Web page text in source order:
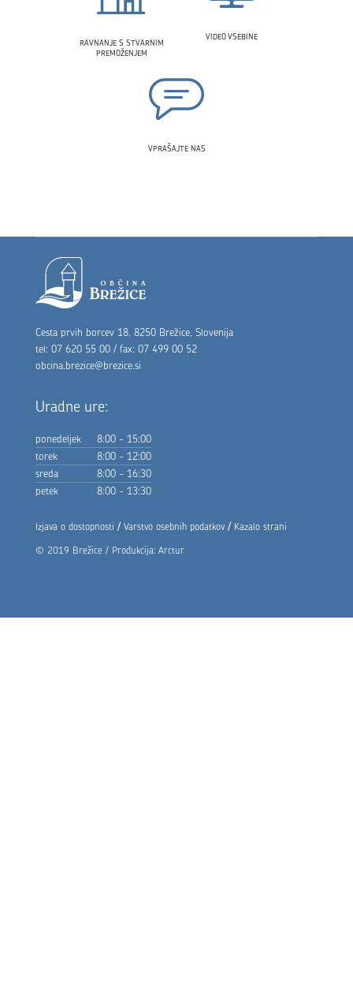
RAVNANJE S STVARNIM
PREMOŽENJEM
VIDEO VSEBINE
VPRAŠAJTE NAS
Noga strani
Cesta prvih borcev 18, 8250 Brežice, Slovenija
tel: 07 620 55 00 / fax: 07 499 00 52
obcina.brezice@brezice.si
Uradne ure:
ponedeljek
8:00 - 15:00
torek
8:00 - 12:00
sreda
8:00 - 16:30
petek
8:00 - 13:30
Izjava o dostopnosti /Varstvo osebnih podatkov / Kazalo strani
© 2019 Brežice / Produkcija: Arctur